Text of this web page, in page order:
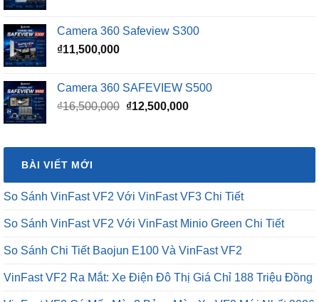
Camera 360 Safeview S300
₫11,500,000
Camera 360 SAFEVIEW S500
₫16,500,000 Giá
₫16,500,000.
₫12,500,000Giá
là:
BÀI VIẾT MỚI
So Sánh VinFast VF2 Với VinFast VF3 Chi Tiết
So Sánh VinFast VF2 Với VinFast Minio Green Chi Tiết
So Sánh Chi Tiết Baojun E100 Và VinFast VF2
VinFast VF2 Ra Mắt: Xe Điện Đô Thị Giá Chỉ 188 Triệu Đồng